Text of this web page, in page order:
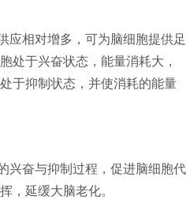
应相对增多，可为脑细胞提供足
处于兴奋状态，能量消耗大，
于抑制状态，并使消耗的能量
兴奋与抑制过程，促进脑细胞代
，延缓大脑老化。